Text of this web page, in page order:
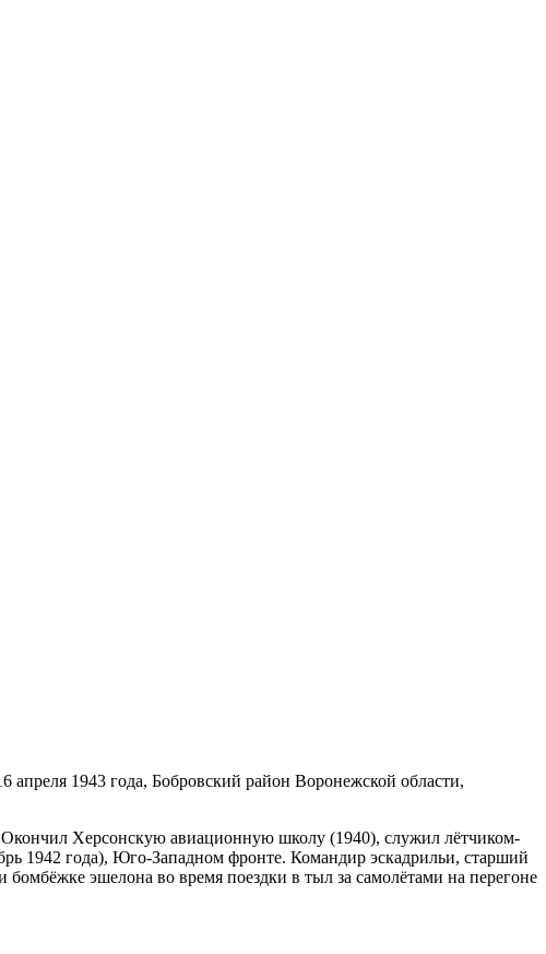
апреля 1943 года, Бобровский район Воронежской области,
Херсонскую авиационную школу (1940), служил лётчиком-
1942 года), Юго-Западном фронте. Командир эскадрильи, старший
эшелона во время поездки в тыл за самолётами на перегоне